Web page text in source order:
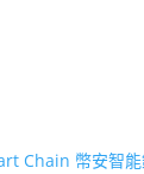
Chain 幣安智